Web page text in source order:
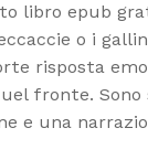
libro epub
o i
risposta
fronte.
e una